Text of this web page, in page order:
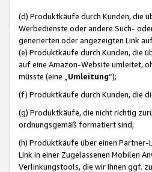
(d) Produktkäufe durch Kunden, die
Werbedienste oder andere Such-
generierten oder angezeigten Link
(e) Produktkäufe durch Kunden, die
auf eine Amazon-Website umleitet,
müsste (eine „ Umleitung“);
(f) Produktkäufe durch Kunden, die
(g) Produktkäufe, die nicht richtig
ordnungsgemäß formatiert sind;
(h) Produktkäufe über einen Partner-
Link in einer Zugelassenen Mobilen
Verlinkungstools, die wir Ihnen ggf.